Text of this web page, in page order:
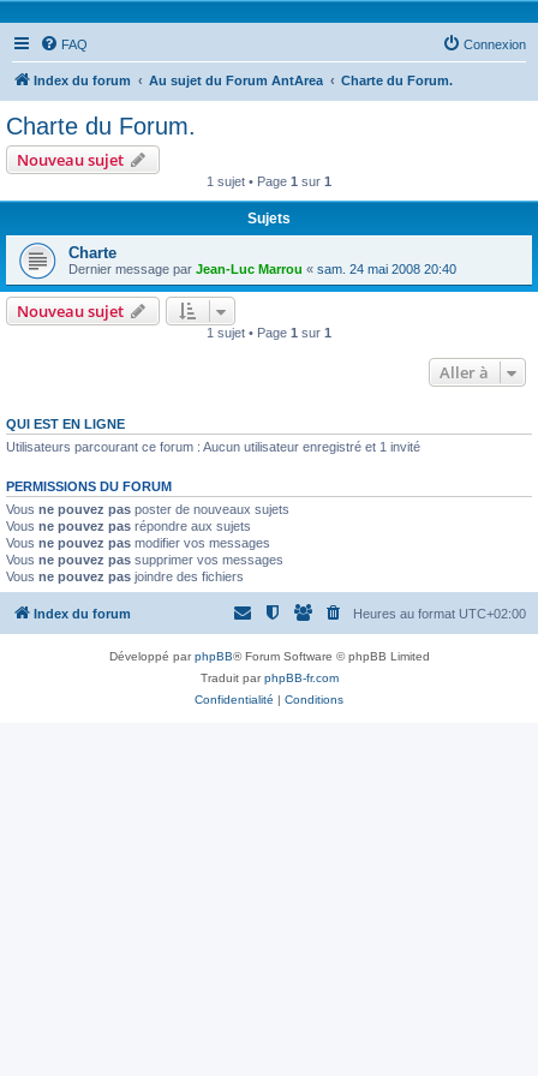
FAQ Connexion
Index du forum Au sujet du Forum AntArea Charte du Forum.
Charte du Forum.
Nouveau sujet
1 sujet • Page 1 sur 1
Sujets
Charte
Dernier message par Jean-Luc Marrou « sam. 24 mai 2008 20:40
Nouveau sujet
1 sujet • Page 1 sur 1
Aller à
QUI EST EN LIGNE
Utilisateurs parcourant ce forum : Aucun utilisateur enregistré et 1 invité
PERMISSIONS DU FORUM
Vous ne pouvez pas poster de nouveaux sujets
Vous ne pouvez pas répondre aux sujets
Vous ne pouvez pas modifier vos messages
Vous ne pouvez pas supprimer vos messages
Vous ne pouvez pas joindre des fichiers
Index du forum Heures au format UTC+02:00
Développé parphpBB® Forum Software © phpBB Limited
Traduit parphpBB-fr.com
Confidentialité | Conditions